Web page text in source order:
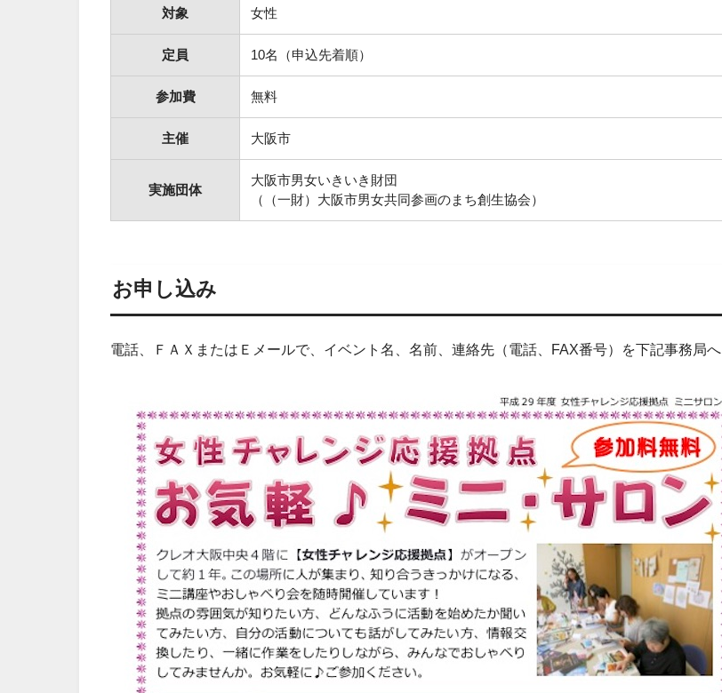
対象 女性
定員 10名（申込先着順）
参加費 無料
主催 大阪市
実施団体
大阪市男女いきいき財団
（（一財）大阪市男女共同参画のまち創生協会）
お申し込み
電話、ＦＡＸまたはＥメールで、イベント名、名前、連絡先（電話、FAX番号）を下記事務局へ